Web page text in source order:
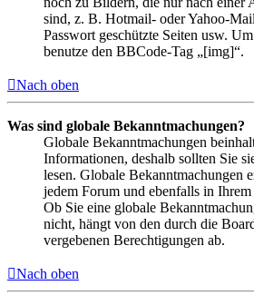
sind, z. B. Hotmail- oder Yahoo-
Passwort geschützte Seiten usw.
benutze den BBCode-Tag „[img]“.
Nach oben
Was sind globale Bekanntmachungen?
Globale Bekanntmachungen
Informationen, deshalb sollten Sie
lesen. Globale Bekanntmachungen
jedem Forum und ebenfalls in
Ob Sie eine globale
nicht, hängt von den durch die
vergebenen Berechtigungen ab.
Nach oben